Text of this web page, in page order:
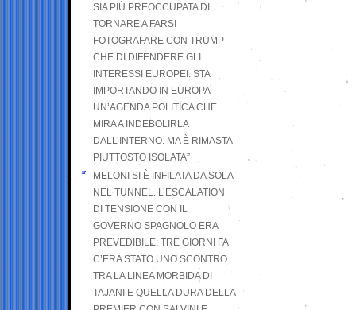
SIA PIÙ PREOCCUPATA DI
TORNARE A FARSI
FOTOGRAFARE CON TRUMP
CHE DI DIFENDERE GLI
INTERESSI EUROPEI. STA
IMPORTANDO IN EUROPA
UN’AGENDA POLITICA CHE
MIRA A INDEBOLIRLA
DALL’INTERNO. MA È RIMASTA
PIUTTOSTO ISOLATA”
MELONI SI È INFILATA DA SOLA
NEL TUNNEL. L’ESCALATION
DI TENSIONE CON IL
GOVERNO SPAGNOLO ERA
PREVEDIBILE: TRE GIORNI FA
C’ERA STATO UNO SCONTRO
TRA LA LINEA MORBIDA DI
TAJANI E QUELLA DURA DELLA